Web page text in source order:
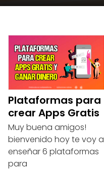
Plataformas para
crear Apps Gratis
Muy buena amigos!
bienvenido hoy te voy a
enseñar 6 plataformas
para